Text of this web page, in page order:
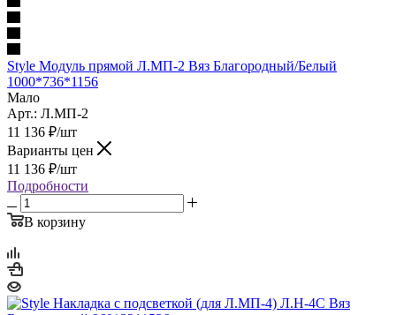
Style Модуль прямой Л.МП-2 Вяз Благородный/Белый
1000*736*1156
Мало
Арт.: Л.МП-2
11 136 ₽/шт
Варианты цен
11 136 ₽/шт
Подробности
В корзину